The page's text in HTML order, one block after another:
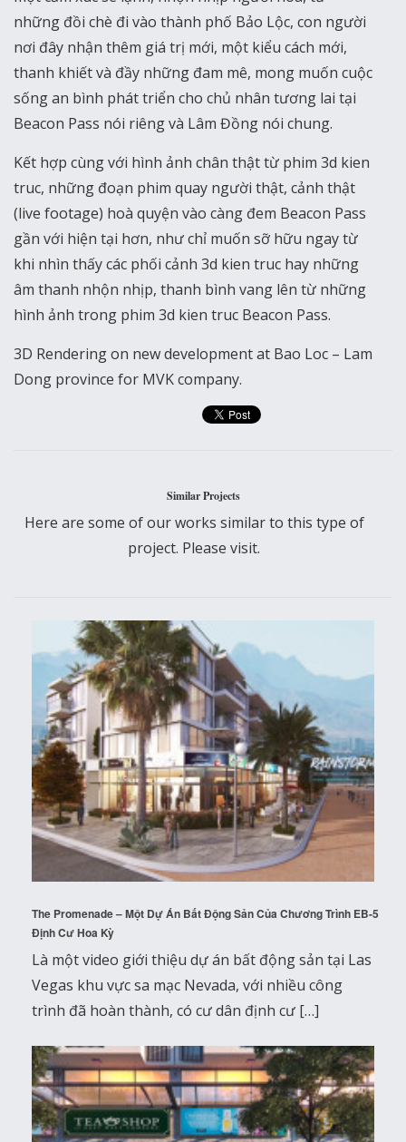
những đồi chè đi vào thành phố Bảo Lộc, con người
nơi đây nhận thêm giá trị mới, một kiểu cách mới,
thanh khiết và đầy những đam mê, mong muốn cuộc
sống an bình phát triển cho chủ nhân tương lai tại
Beacon Pass nói riêng và Lâm Đồng nói chung.
Kết hợp cùng với hình ảnh chân thật từ phim 3d kien
truc, những đoạn phim quay người thật, cảnh thật
(live footage) hoà quyện vào càng đem Beacon Pass
gần với hiện tại hơn, như chỉ muốn sỡ hữu ngay từ
khi nhìn thấy các phối cảnh 3d kien truc hay những
âm thanh nhộn nhịp, thanh bình vang lên từ những
hình ảnh trong phim 3d kien truc Beacon Pass.
3D Rendering on new development at Bao Loc – Lam
Dong province for MVK company.
Similar Projects
Here are some of our works similar to this type of
project. Please visit.
The Promenade – Một Dự Án Bất Động Sản Của Chương Trình EB-5
Định Cư Hoa Kỳ
Là một video giới thiệu dự án bất động sản tại Las
Vegas khu vực sa mạc Nevada, với nhiều công
trình đã hoàn thành, có cư dân định cư […]